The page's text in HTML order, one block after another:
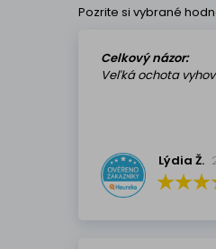
Pozrite si vybrané
Celkový názor:
Veľká ochota
Lýdia Ž.